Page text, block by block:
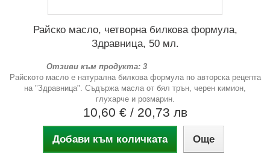
Райско масло, четворна билкова формула,
Здравница, 50 мл.
Отзиви към продукта: 3
Райското масло е натурална билкова формула по авторска рецепта
на "Здравница". Съдържа масла от бял трън, черен кимион,
глухарче и розмарин.
10,60 € / 20,73 лв
Добави към количката Още